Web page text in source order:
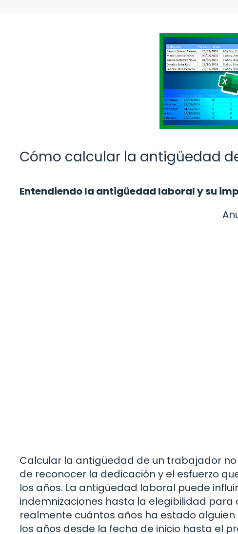
Cómo calcular la antigüedad
Entendiendo la antigüedad laboral y su
Calcular la antigüedad de un trabajador
de reconocer la dedicación y el esfuerzo
los años. La antigüedad laboral puede
indemnizaciones hasta la elegibilidad para
realmente cuántos años ha estado
los años desde la fecha de inicio hasta el